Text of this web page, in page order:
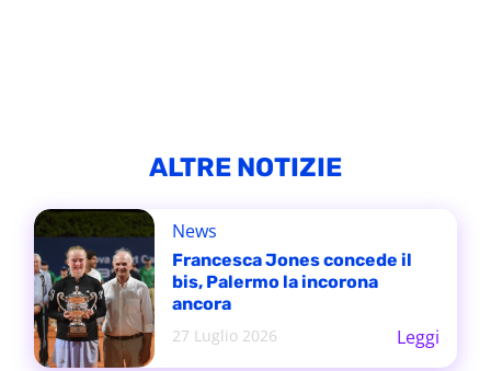
ALTRE NOTIZIE
News
Francesca Jones concede il
bis, Palermo la incorona
ancora
27 Luglio 2026
Leggi